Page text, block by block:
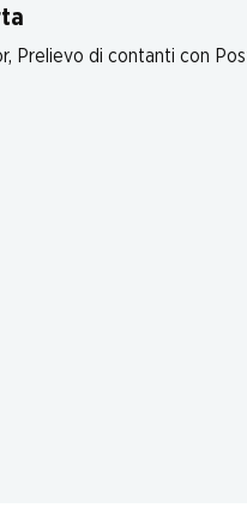
, Prelievo di contanti con